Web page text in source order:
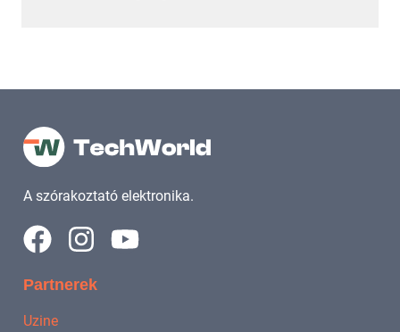
A szórakoztató elektronika.
Partnerek
Uzine